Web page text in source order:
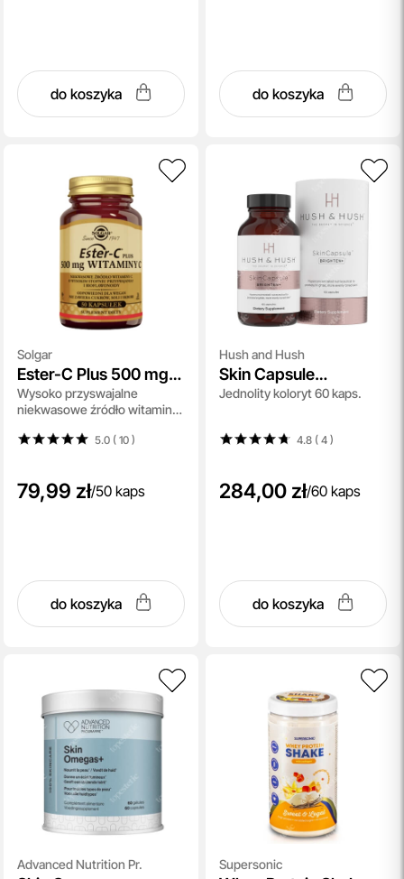
do koszyka do koszyka
Solgar
Ester-C Plus 500 mg
Witaminy C
Wysoko przyswajalne
niekwasowe źródło witaminy
5.0 ( 10)
79,99 zł/50 kaps
do koszyka
Hush and Hush
Skin Capsule
Brighten+
Jednolity koloryt 60 kaps.
4.8 ( 4)
284,00 zł/60 kaps
do koszyka
Advanced Nutrition Pr. Supersonic